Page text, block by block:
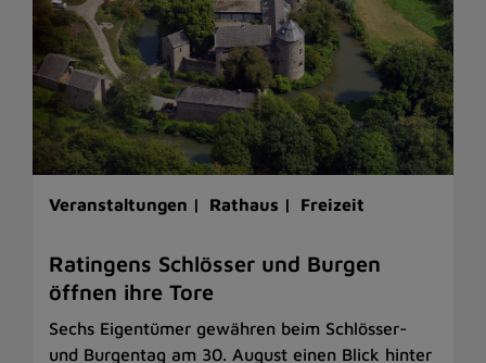
Veranstaltungen | Rathaus | Freizeit
Ratingens Schlösser und Burgen
öffnen ihre Tore
Sechs Eigentümer gewähren beim Schlösser-
und Burgentag am 30. August einen Blick hinter